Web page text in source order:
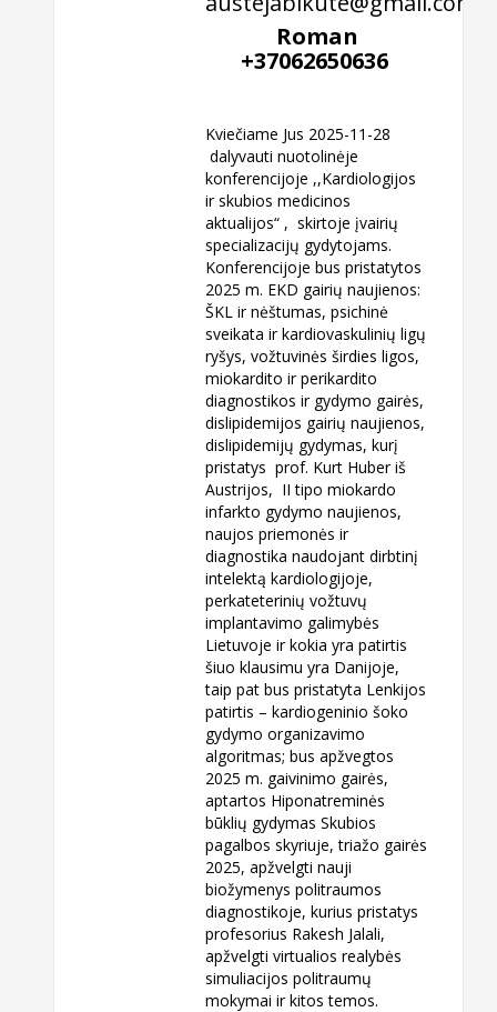
Roman
+37062650636
Kviečiame Jus 2025-11-28
dalyvauti nuotolinėje
konferencijoje ,,Kardiologijos
ir skubios medicinos
aktualijos“ , skirtoje įvairių
specializacijų gydytojams.
Konferencijoje bus pristatytos
2025 m. EKD gairių naujienos:
ŠKL ir nėštumas, psichinė
sveikata ir kardiovaskulinių ligų
ryšys, vožtuvinės širdies ligos,
miokardito ir perikardito
diagnostikos ir gydymo gairės,
dislipidemijos gairių naujienos,
dislipidemijų gydymas, kurį
pristatys prof. Kurt Huber iš
Austrijos, II tipo miokardo
infarkto gydymo naujienos,
naujos priemonės ir
diagnostika naudojant dirbtinį
intelektą kardiologijoje,
perkateterinių vožtuvų
implantavimo galimybės
Lietuvoje ir kokia yra patirtis
šiuo klausimu yra Danijoje,
taip pat bus pristatyta Lenkijos
patirtis – kardiogeninio šoko
gydymo organizavimo
algoritmas; bus apžvegtos
2025 m. gaivinimo gairės,
aptartos Hiponatreminės
būklių gydymas Skubios
pagalbos skyriuje, triažo gairės
2025, apžvelgti nauji
biožymenys politraumos
diagnostikoje, kurius pristatys
profesorius Rakesh Jalali,
apžvelgti virtualios realybės
simuliacijos politraumų
mokymai ir kitos temos.